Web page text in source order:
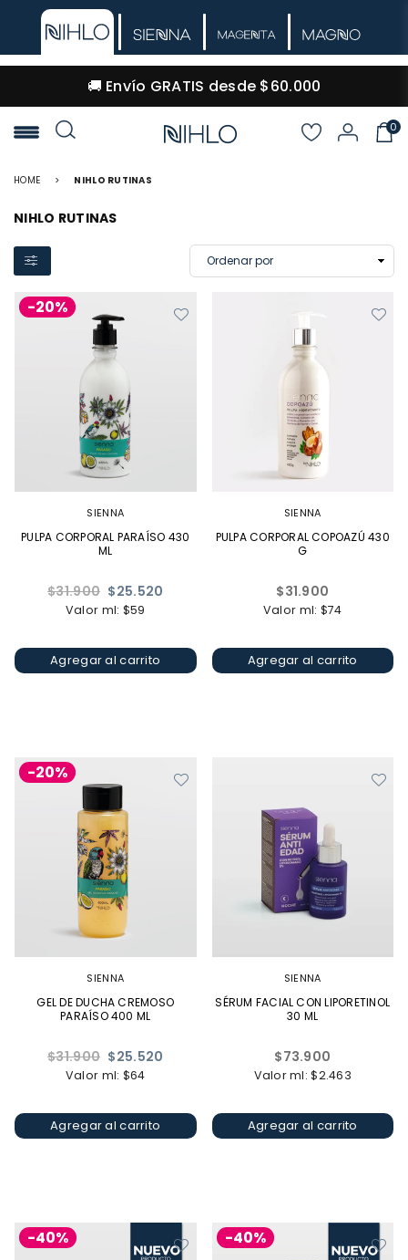
🚚 Envío GRATIS desde $60.000
NIHLO
0
HOME > NIHLO RUTINAS
NIHLO RUTINAS
-20%
SIENNA
PULPA CORPORAL PARAÍSO 430
ML
Precio
habitual
$31.900 $25.520
Valor ml: $59
Agregar al carrito
SIENNA
PULPA CORPORAL COPOAZÚ 430
G
Precio
habitual
$31.900
Valor ml: $74
Agregar al carrito
-20%
SIENNA
GEL DE DUCHA CREMOSO
PARAÍSO 400 ML
Precio
habitual
$31.900 $25.520
Valor ml: $64
Agregar al carrito
SIENNA
SÉRUM FACIAL CON LIPORETINOL
30 ML
Precio
habitual
$73.900
Valor ml: $2.463
Agregar al carrito
-40% -40%